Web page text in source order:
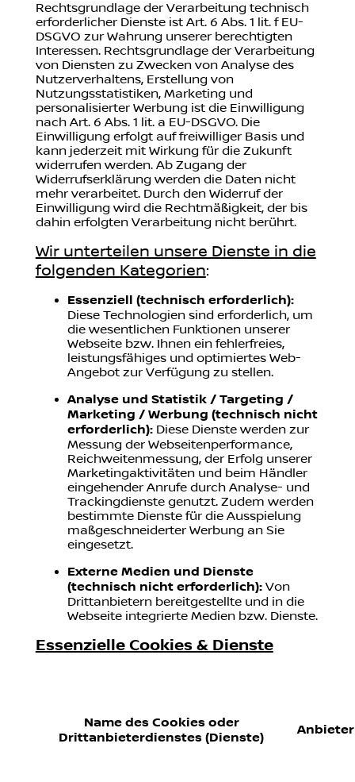
Rechtsgrundlage der Verarbeitung technisch
erforderlicher Dienste ist Art. 6 Abs. 1 lit. f EU-
DSGVO zur Wahrung unserer berechtigten
Interessen. Rechtsgrundlage der Verarbeitung
von Diensten zu Zwecken von Analyse des
Nutzerverhaltens, Erstellung von
Nutzungsstatistiken, Marketing und
personalisierter Werbung ist die Einwilligung
nach Art. 6 Abs. 1 lit. a EU-DSGVO. Die
Einwilligung erfolgt auf freiwilliger Basis und
kann jederzeit mit Wirkung für die Zukunft
widerrufen werden. Ab Zugang der
Widerrufserklärung werden die Daten nicht
mehr verarbeitet. Durch den Widerruf der
Einwilligung wird die Rechtmäßigkeit, der bis
dahin erfolgten Verarbeitung nicht berührt.
Wir unterteilen unsere Dienste in die
folgenden Kategorien:
Essenziell (technisch erforderlich):
Diese Technologien sind erforderlich, um
die wesentlichen Funktionen unserer
Webseite bzw. Ihnen ein fehlerfreies,
leistungsfähiges und optimiertes Web-
Angebot zur Verfügung zu stellen.
Analyse und Statistik / Targeting /
Marketing / Werbung (technisch nicht
erforderlich): Diese Dienste werden zur
Messung der Webseitenperformance,
Reichweitenmessung, der Erfolg unserer
Marketingaktivitäten und beim Händler
eingehender Anrufe durch Analyse- und
Trackingdienste genutzt. Zudem werden
bestimmte Dienste für die Ausspielung
maßgeschneiderter Werbung an Sie
eingesetzt.
Externe Medien und Dienste
(technisch nicht erforderlich): Von
Drittanbietern bereitgestellte und in die
Webseite integrierte Medien bzw. Dienste.
Essenzielle Cookies & Dienste
Name des Cookies oder
Drittanbieterdienstes (Dienste)
Anbieter